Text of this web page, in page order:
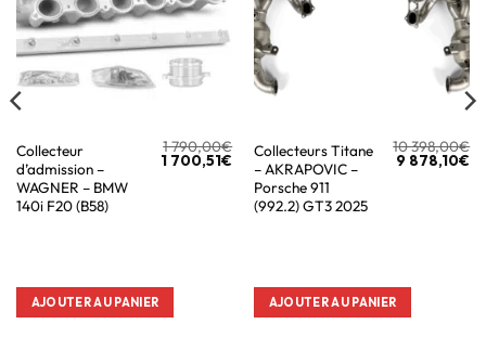
Collecteur
d’admission –
WAGNER – BMW
140i F20 (B58)
1 790,00€
1 700,51€
AJOUTER AU PANIER
Collecteurs Titane
– AKRAPOVIC –
Porsche 911
(992.2) GT3 2025
10 398,00€
9 878,10€
AJOUTER AU PANIER